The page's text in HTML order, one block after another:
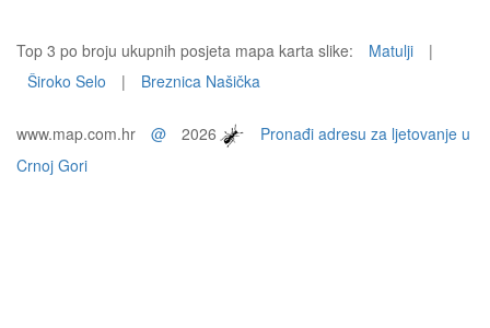
Top 3 po broju ukupnih posjeta mapa karta slike: Matulji
|
Široko Selo
| Breznica Našička
www.map.com.hr @ 2026
Pronađi adresu za ljetovanje u
Crnoj Gori